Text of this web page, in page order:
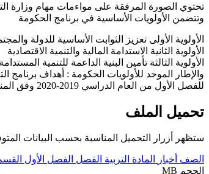
تحتوي الصورة المرفقة على مواءمات مهام وزارة
وتتضمن الأولويات الأساسية في برنامج الحكومة
الأولوية الأولى تعزيز الثوابت الأساسية للدولة
الأولوية الثانية الاستدامة المالية والتنمية الاقتصادية
الأولوية الثالثة تأمين البنية الداعمة للتنمية المستدامة
والإطار الموحد للأولويات الحكومة : أهداف برنامج التعليم ( 2019-2022 ) الارتقاء باداء قطاع التعليم والارتقاء بجودة مهنة التعليم وتوسعة وتعزيز دور المؤسسات التعليمية وتطوير
للفصل الأول من العام الدراسي 2019-2020 وفق المنهاج الحديث لمملكة البحرين. ----- مع التمنيات لجميع الطلبة بالنجاح والتفوق.
تحميل الملف
ستظهر أزرار التحميل المناسبة بحسب البيانات
الصف أخبار المادة التربية الفصل الفصل الأول
الحجم MB